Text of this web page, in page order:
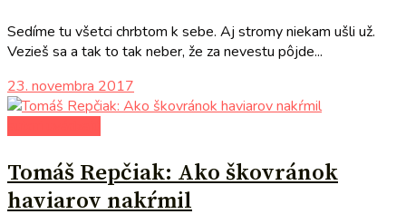
Sedíme tu všetci chrbtom k sebe. Aj stromy niekam ušli už.
Vezieš sa a tak to tak neber, že za nevestu pôjde...
23. novembra 2017
Tomáš Repčiak: Ako škovránok
haviarov nakŕmil